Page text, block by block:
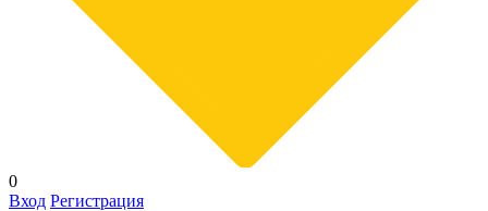
0
Вход Регистрация